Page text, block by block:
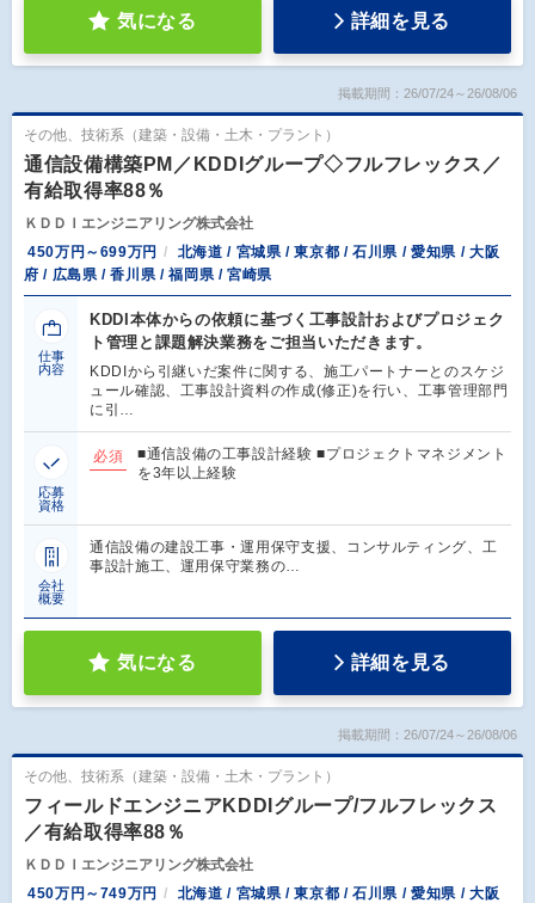
気になる 詳細を見る
掲載期間：26/07/24～26/08/06
その他、技術系（建築・設備・土木・プラント）
通信設備構築PM／KDDIグループ◇フルフレックス／
有給取得率88％
ＫＤＤＩエンジニアリング株式会社
450万円～699万円
北海道 / 宮城県 / 東京都 / 石川県 / 愛知県 / 大阪
府 / 広島県 / 香川県 / 福岡県 / 宮崎県
仕事
内容
KDDI本体からの依頼に基づく工事設計およびプロジェク
ト管理と課題解決業務をご担当いただきます。
KDDIから引継いだ案件に関する、施工パートナーとのスケジ
ュール確認、工事設計資料の作成(修正)を行い、工事管理部門
に引…
応募
資格
必須
■通信設備の工事設計経験 ■プロジェクトマネジメント
を3年以上経験
会社
概要
通信設備の建設工事・運用保守支援、コンサルティング、工
事設計施工、運用保守業務の…
気になる 詳細を見る
掲載期間：26/07/24～26/08/06
その他、技術系（建築・設備・土木・プラント）
フィールドエンジニアKDDIグループ/フルフレックス
／有給取得率88％
ＫＤＤＩエンジニアリング株式会社
450万円～749万円
北海道 / 宮城県 / 東京都 / 石川県 / 愛知県 / 大阪